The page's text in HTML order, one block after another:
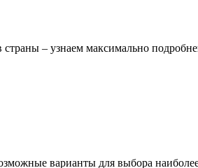
страны – узнаем максимально
варианты для выбора